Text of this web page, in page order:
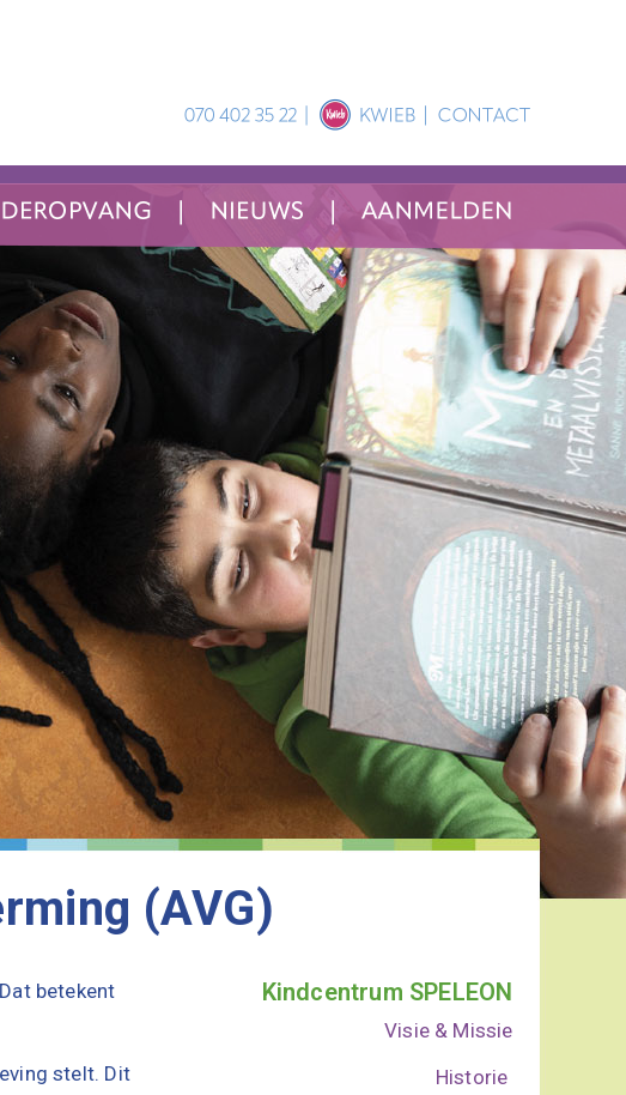
(AVG)
betekent
stelt. Dit
Kindcentrum SPELEON
Visie & Missie
Historie